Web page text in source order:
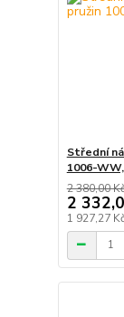
Střední
1006-
2 380,00
2
1 927,27